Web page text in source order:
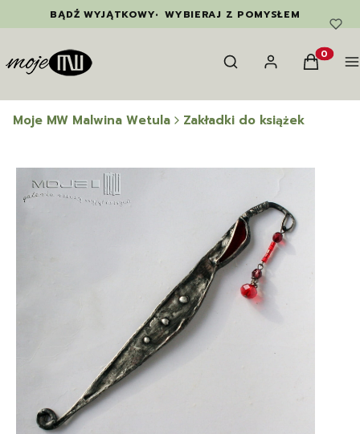
BĄDŹ WYJĄTKOWY• WYBIERAJ Z POMYSŁEM
Otwórz wyszukiwarkę
Szukaj Zaloguj sięKoszyk
Moje MW Malwina Wetula Zakładki do książek